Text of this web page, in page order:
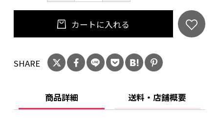
ご購入時のお問合せ欄へご希望の番号をご入力
ください。
カートに入れる
SHARE
商品詳細 送料・店舗概要